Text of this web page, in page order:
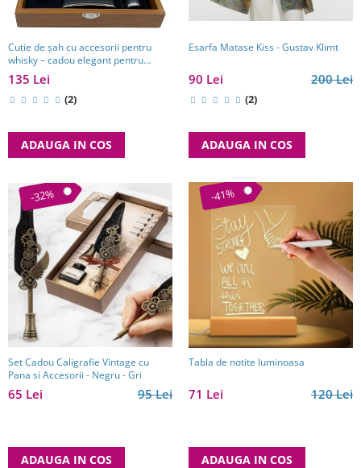
Cutie de șah cu accesorii pentru
whisky – cadou elegant pentru
bărbați pasionați de strategie. TOP
10 Cadouri Barbati
135 Lei
(2)
ADAUGA IN COS
Esarfa Matase Kiss - Gustav Klimt
200 Lei
90 Lei
(2)
ADAUGA IN COS
-32%
Set Cadou Caligrafie Vintage cu
Pana si Accesorii - Negru - Gri
95 Lei
65 Lei
ADAUGA IN COS
-41%
Tabla de notite luminoasa
120 Lei
71 Lei
ADAUGA IN COS